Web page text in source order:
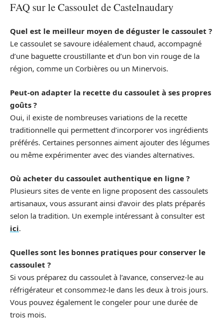
FAQ sur le Cassoulet de Castelnaudary
Quel est le meilleur moyen de déguster le cassoulet ?
Le cassoulet se savoure idéalement chaud, accompagné
d’une baguette croustillante et d’un bon vin rouge de la
région, comme un Corbières ou un Minervois.
Peut-on adapter la recette du cassoulet à ses propres
goûts ?
Oui, il existe de nombreuses variations de la recette
traditionnelle qui permettent d’incorporer vos ingrédients
préférés. Certaines personnes aiment ajouter des légumes
ou même expérimenter avec des viandes alternatives.
Où acheter du cassoulet authentique en ligne ?
Plusieurs sites de vente en ligne proposent des cassoulets
artisanaux, vous assurant ainsi d’avoir des plats préparés
selon la tradition. Un exemple intéressant à consulter est
ici.
Quelles sont les bonnes pratiques pour conserver le
cassoulet ?
Si vous préparez du cassoulet à l’avance, conservez-le au
réfrigérateur et consommez-le dans les deux à trois jours.
Vous pouvez également le congeler pour une durée de
trois mois.